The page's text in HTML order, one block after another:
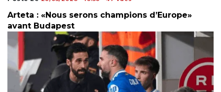
Arteta : «Nous serons champions d’Europe»
avant Budapest